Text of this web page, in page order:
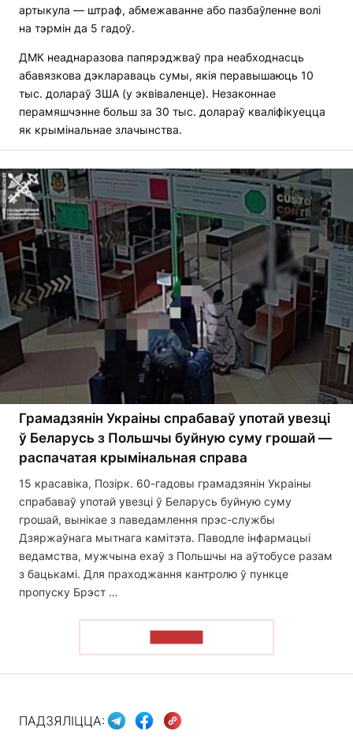
артыкула — штраф, абмежаванне або пазбаўленне волі
на тэрмін да 5 гадоў.
ДМК неаднаразова папярэджваў пра неабходнасць
абавязкова дэклараваць сумы, якія перавышаюць 10
тыс. долараў ЗША (у эквіваленце). Незаконнае
перамяшчэнне больш за 30 тыс. долараў кваліфікуецца
як крымінальнае злачынства.
Грамадзянін Украіны спрабаваў употай увезці
ў Беларусь з Польшчы буйную суму грошай —
распачатая крымінальная справа
15 красавіка, Позірк. 60-гадовы грамадзянін Украіны
спрабаваў употай увезці ў Беларусь буйную суму
грошай, вынікае з паведамлення прэс-службы
Дзяржаўнага мытнага камітэта. Паводле інфармацыі
ведамства, мужчына ехаў з Польшчы на ​​аўтобусе разам
з бацькамі. Для праходжання кантролю ў пункце
пропуску Брэст …
ПАДЗЯЛІЦЦА: